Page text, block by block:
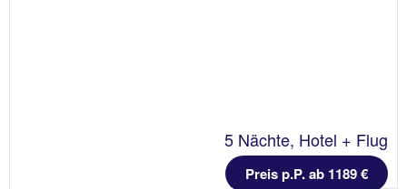
5 Nächte, Hotel + Flug
Preis p.P. ab 1189 €